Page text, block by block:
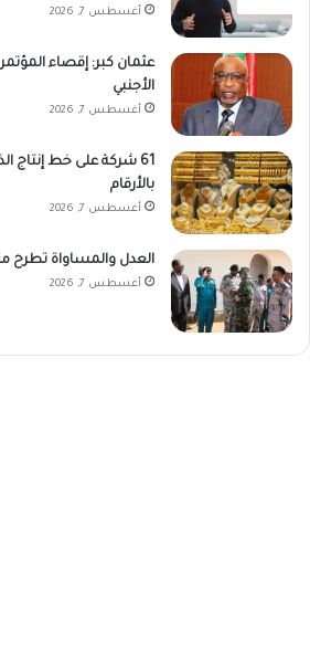
أغسطس 7, 2026
عثمان كبر: إقصاء
الأجنبي
أغسطس 7, 2026
61 شركة على خط إنتاج
بالأرقام
أغسطس 7, 2026
العدل والمساواة تطرح
أغسطس 7, 2026